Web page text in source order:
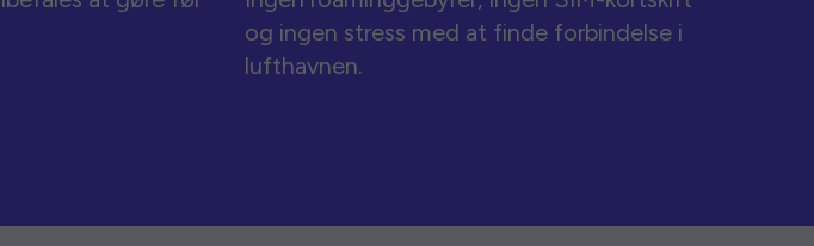
og ingen stress med at finde forbindelse i
lufthavnen.